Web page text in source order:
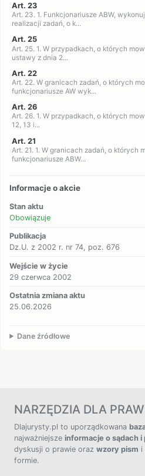
Art. 23
Art. 23. 1. Funkcjonariusze ABW,
realizacji zadań, o k...
Art. 25
Art. 25. 1. W przypadkach, o których
ustawy z dnia 2...
Art. 22
Art. 22. W granicach zadań, o których
funkcjonariusze AW wyk...
Art. 26
Art. 26. 1. W przypadkach, o których
12, 13 i...
Art. 21
Art. 21. 1. W granicach zadań, o których
funkcjonariusze ABW...
Informacje o akcie
Stan aktu
Obowiązuje
Publikacja
Dz.U. z 2002 r. nr 74, poz. 676
Wejście w życie
29 czerwca 2002
Ostatnia zmiana aktu
25.06.2026
Dane źródłowe
NARZĘDZIA DLA
Dlajurysty.pl to uporządkowana
najważniejsze informacje o sądach
dyskusji o prawie oraz wzory pism i
formie.